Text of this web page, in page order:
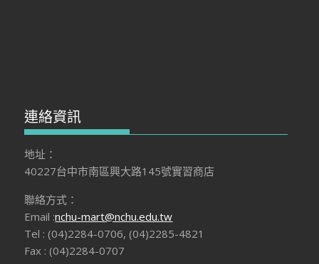
連絡資訊
地址：
40227台中市南區興大路145號實習商店
聯絡方式：
Email :nchu-mart@nchu.edu.tw
Tel : (04)2284-0706, (04)2285-4821
Fax : (04)2284-0707